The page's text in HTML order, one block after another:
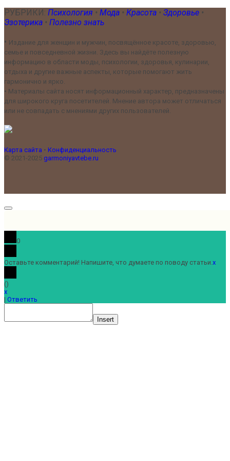
РУБРИКИ: Психология • Мода • Красота • Здоровье •
Эзотерика • Полезно знать
• Издание для женщин и мужчин, посвящённое красоте, здоровью,
семье и повседневной жизни. Здесь вы найдёте полезную
информацию в области моды, психологии, здоровья, кулинарии,
отдыха и другие важные аспекты, которые помогают жить
гармонично и ярко.
• Материалы сайта носят информационный характер, предназначены
для широкого круга посетителей. Мнение автора может отличаться
или не совпадать с мнениями других пользователей.
Карта сайта • Конфиденциальность
© 2021-2025 garmoniyavtebe.ru
0
Оставьте комментарий! Напишите, что думаете по поводу статьи.x
()
x
| Ответить
Insert